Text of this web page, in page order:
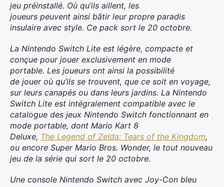
jeu préinstallé. Où qu’ils aillent, les
joueurs peuvent ainsi bâtir leur propre paradis
insulaire avec style. Ce pack sort le 20 octobre.
La Nintendo Switch Lite est légère, compacte et
conçue pour jouer exclusivement en mode
portable. Les joueurs ont ainsi la possibilité
de jouer où qu’ils se trouvent, que ce soit en voyage,
sur leurs canapés ou dans leurs jardins. La Nintendo
Switch Lite est intégralement compatible avec le
catalogue des jeux Nintendo Switch fonctionnant en
mode portable, dont Mario Kart 8
Deluxe, The Legend of Zelda: Tears of the Kingdom,
ou encore Super Mario Bros. Wonder, le tout nouveau
jeu de la série qui sort le 20 octobre.
Une console Nintendo Switch avec Joy-Con bleu